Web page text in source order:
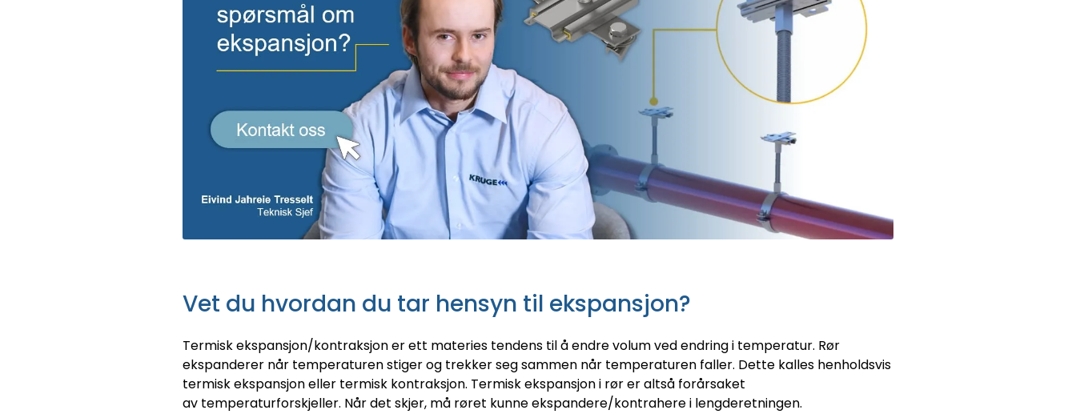
Vet du hvordan du tar hensyn til ekspansjon?
Termisk ekspansjon/kontraksjon er ett materies tendens til å endre volum ved endring i temperatur. Rør
ekspanderer når temperaturen stiger og trekker seg sammen når temperaturen faller. Dette kalles henholdsvis
termisk ekspansjon eller termisk kontraksjon. Termisk ekspansjon i rør er altså forårsaket
av temperaturforskjeller. Når det skjer, må røret kunne ekspandere/kontrahere i lengderetningen.